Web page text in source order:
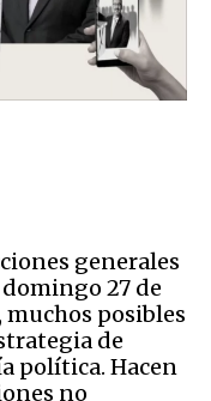
generales
27 de
muchos posibles
de
política. Hacen
no